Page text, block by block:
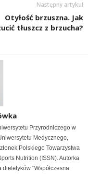
Następny artykuł
Otyłość brzuszna. Jak
tłuszcz z brzucha?
Przyrodniczego w
Medycznego,
Polskiego Towarzystwa
Nutrition (ISSN). Autorka
"Współczesna